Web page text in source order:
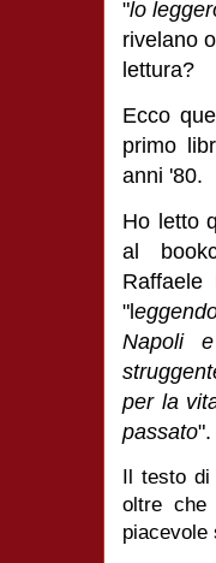
"lo
rivelano
lettura?
Ecco
primo
anni '80.
Ho letto
al
"l
Napoli
per la
passato".
Il testo di
oltre che
piacevole